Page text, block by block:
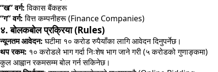
“ख” वर्ग:विकास बैंकहरू
“ग” वर्ग:वित्त कम्पनीहरू (Finance Companies)
४. बोलकबोल प्रक्रिया (Rules)
न्यूनतम आवेदन:घटीमा १० करोड रुपैयाँका लागि आवेदन दिनुपर्नेछ।
थप रकम: १० करोडले भाग गर्दा निःशेष भाग जाने गरी (५ करोडको गुणाङ्कमा)
कुल आह्वान रकमसम्म बोल गर्न सकिनेछ।